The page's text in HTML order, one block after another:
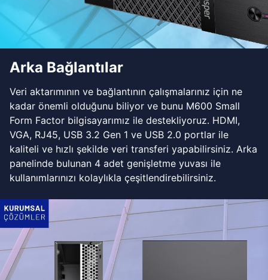
Arka Bağlantılar
Veri aktarımının ve bağlantının çalışmalarınız için ne
kadar önemli olduğunu biliyor ve bunu M600 Small
Form Factor bilgisayarımız ile destekliyoruz. HDMI,
VGA, RJ45, USB 3.2 Gen 1 ve USB 2.0 portlar ile
kaliteli ve hızlı şekilde veri transferi yapabilirsiniz. Arka
panelinde bulunan 4 adet genişletme yuvası ile
kullanımlarınızı kolaylıkla çeşitlendirebilirsiniz.